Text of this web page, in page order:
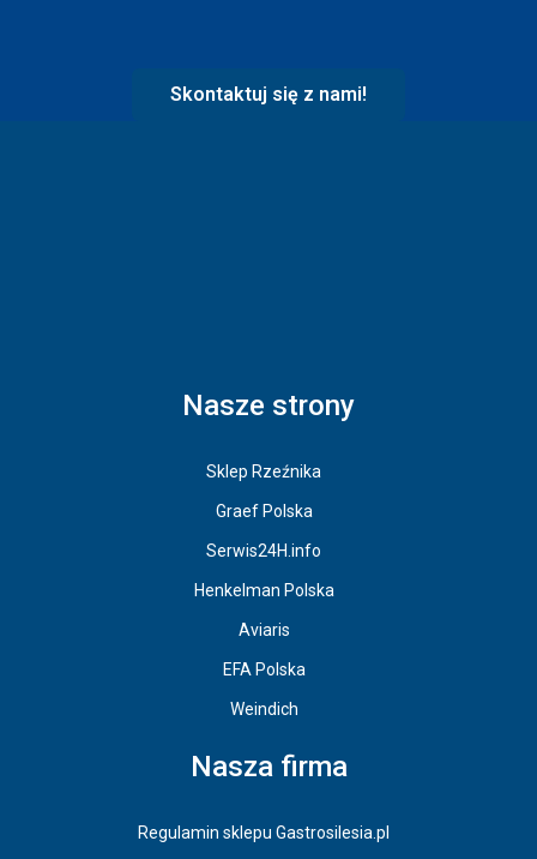
Skontaktuj się z nami!
Nasze strony
Sklep Rzeźnika
Graef Polska
Serwis24H.info
Henkelman Polska
Aviaris
EFA Polska
Weindich
Nasza firma
Regulamin sklepu Gastrosilesia.pl